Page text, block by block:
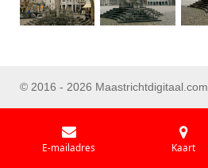
© 2016 - 2026 Maastrichtdigitaal.com
E-mailadres Kaart